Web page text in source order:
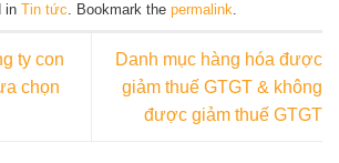
in Tin tức. Bookmark the permalink.
ty con
chọn
Danh mục hàng hóa được
giảm thuế GTGT & không
được giảm thuế GTGT